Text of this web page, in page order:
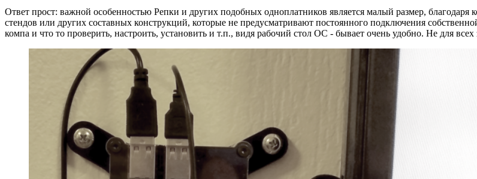
Ответ прост: важной особенностью Репки и других подобных одноплатников является малый размер, благодаря
стендов или других составных конструкций, которые не предусматривают постоянного подключения
компа и что то проверить, настроить, установить и т.п., видя рабочий стол ОС - бывает очень удобно. Не для всех